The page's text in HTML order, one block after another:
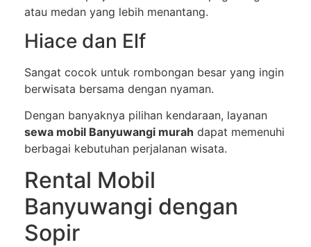
atau medan yang lebih menantang.
Hiace dan Elf
Sangat cocok untuk rombongan besar yang ingin
berwisata bersama dengan nyaman.
Dengan banyaknya pilihan kendaraan, layanan
sewa mobil Banyuwangi murah dapat memenuhi
berbagai kebutuhan perjalanan wisata.
Rental Mobil
Banyuwangi dengan
Sopir